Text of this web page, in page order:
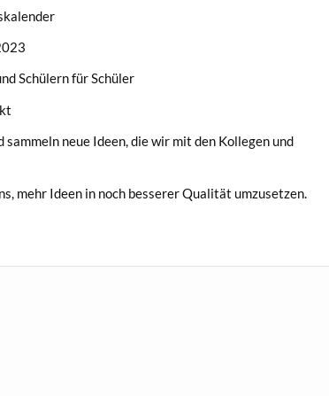
Schülern für Schüler
neue Ideen, die wir mit den Kollegen und
mehr Ideen in noch besserer Qualität umzusetzen.